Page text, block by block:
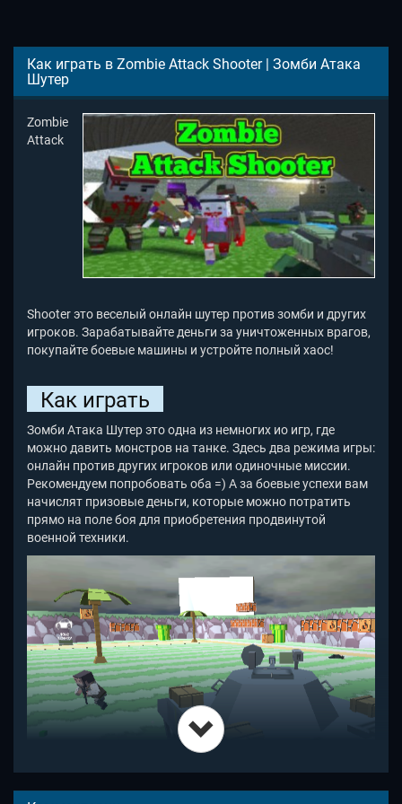
Как играть в Zombie Attack Shooter | Зомби Атака
Шутер
Zombie
Attack
Shooter это веселый онлайн шутер против зомби и других
игроков. Зарабатывайте деньги за уничтоженных врагов,
покупайте боевые машины и устройте полный хаос!
Как играть
Зомби Атака Шутер это одна из немногих ио игр, где
можно давить монстров на танке. Здесь два режима игры:
онлайн против других игроков или одиночные миссии.
Рекомендуем попробовать оба =) А за боевые успехи вам
начислят призовые деньги, которые можно потратить
прямо на поле боя для приобретения продвинутой
военной техники.